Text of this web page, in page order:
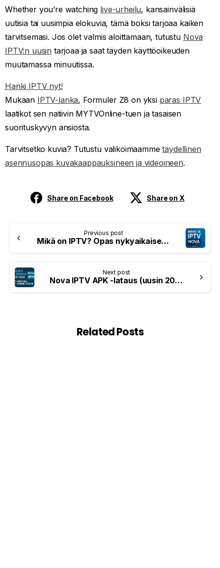
Whether you’re watching live-urheilu, kansainvälisiä
uutisia tai uusimpia elokuvia, tämä boksi tarjoaa kaiken
tarvitsemasi. Jos olet valmis aloittamaan, tutustu Nova
IPTV:n uusin tarjoaa ja saat täyden käyttöoikeuden
muutamassa minuutissa.
Hanki IPTV nyt!
Mukaan IPTV-lanka, Formuler Z8 on yksi paras IPTV
laatikot sen natiivin MYTVOnline-tuen ja tasaisen
suorituskyvyn ansiosta.
Tarvitsetko kuvia? Tutustu valikoimaammetäydellinen
asennusopas kuvakaappauksineen ja videoineen.
Share on Facebook Share on X
Previous post
Mikä on IPTV? Opas nykyaikaiseen TV-suoratoistoon vuodelle 2025 – Nova OTT
Next post
Nova IPTV APK -lataus (uusin 2025) – Firestick- ja Android TV -asennus
Related Posts